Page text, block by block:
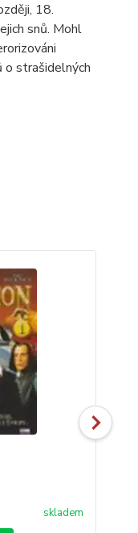
18.
snů. Mohl
o strašidelných
skladem